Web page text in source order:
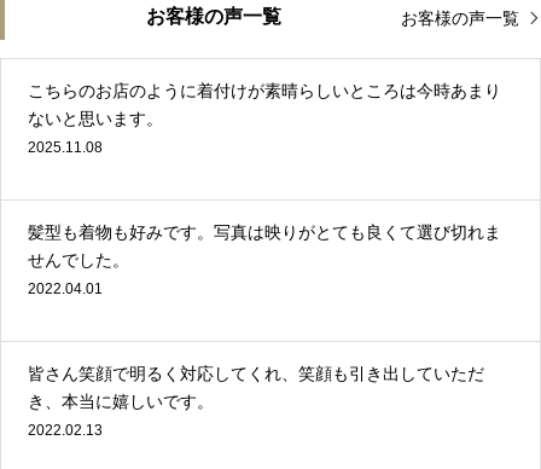
お客様の声一覧 お客様の声一覧
こちらのお店のように着付けが素晴らしいところは今時あまり
ないと思います。
2025.11.08
髪型も着物も好みです。写真は映りがとても良くて選び切れま
せんでした。
2022.04.01
皆さん笑顔で明るく対応してくれ、笑顔も引き出していただ
き、本当に嬉しいです。
2022.02.13